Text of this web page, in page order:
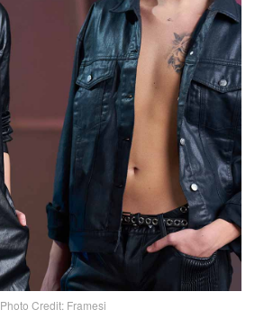
Photo Credit: Framesi